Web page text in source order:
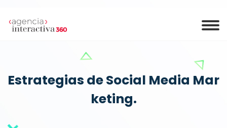
Estrategias de Social Media Mar
keting.